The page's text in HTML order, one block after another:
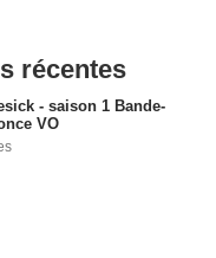
récentes
- saison 1 Bande-
VO